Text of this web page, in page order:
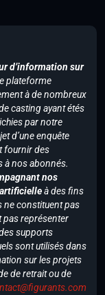
d’information sur
plateforme
à de nombreux
casting ayant étés
par notre
d’une enquête
fournir des
nos abonnés.
nos
à des fins
ne constituent pas
pas représenter
supports
sont utilisés dans
sur les projets
de retrait ou de